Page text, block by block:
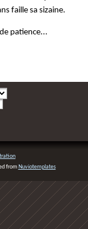
faillesa sizaine.
patience...
from Nuviotemplates